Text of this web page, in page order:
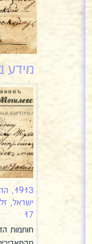
ישראל,
17
חותמות